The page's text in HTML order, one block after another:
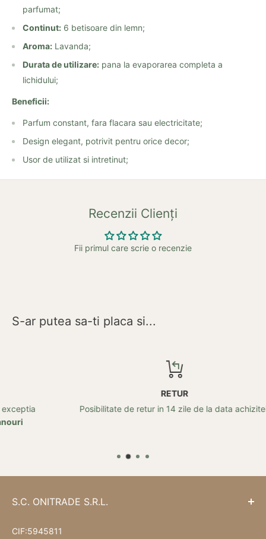
parfumat;
Continut: 6 betisoare din lemn;
Aroma: Lavanda;
Durata de utilizare: pana la evaporarea completa a
lichidului;
Beneficii:
Parfum constant, fara flacara sau electricitate;
Design elegant, potrivit pentru orice decor;
Usor de utilizat si intretinut;
Recenzii Clienți
Fii primul care scrie o recenzie
S-ar putea sa-ti placa si...
Posibilitate de retur in 14 zile de la data achizitei!
S.C. ONITRADE S.R.L.
CIF:5945811